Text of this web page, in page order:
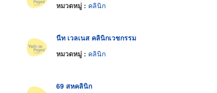
หมวดหมู่ : คลินิก
นีท เวลเนส คลินิกเวชกรรม
หมวดหมู่ : คลินิก
69 สหคลินิก